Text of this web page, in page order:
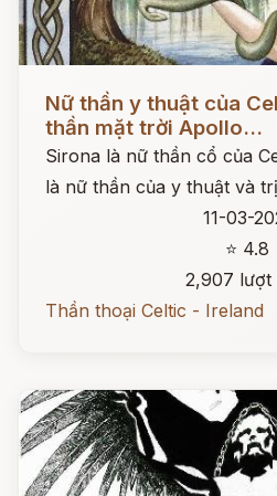
Nữ thần y thuật của
thần mặt trời Apollo...
Sirona là nữ thần cổ của
là nữ thần của y thuật và
11-03-
⭐ 4.8
2,907 lượt
Thần thoại Celtic - Ireland